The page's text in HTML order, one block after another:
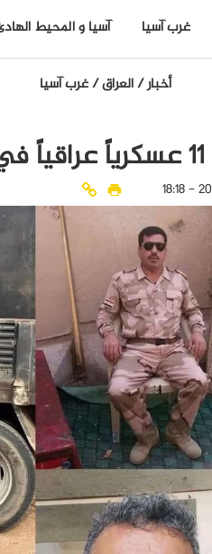
غرب آسيا آسيا و المحيط
أخبار/العراق/غرب آسيا